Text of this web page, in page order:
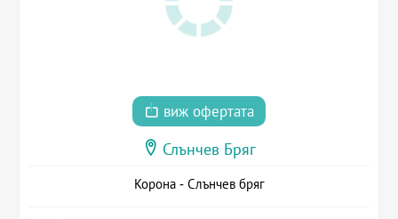
виж офертата
Слънчев Бряг
Корона - Слънчев бряг